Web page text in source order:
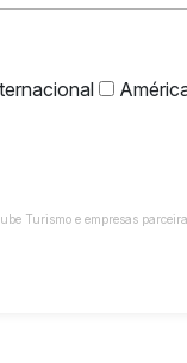
Turismo e empresas